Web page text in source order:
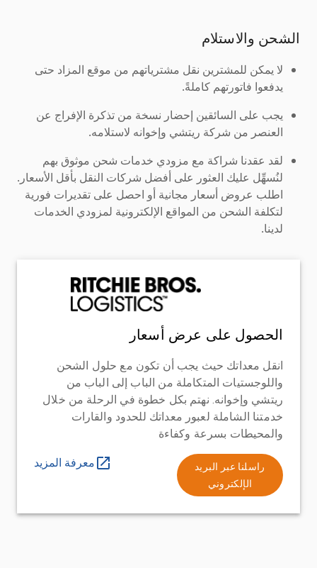
الشحن والاستلام
لا يمكن للمشترين نقل مشترياتهم من موقع المزاد حتى
يدفعوا فاتورتهم كاملةً.
يجب على السائقين إحضار نسخة من تذكرة الإفراج عن
العنصر من شركة ريتشي وإخوانه لاستلامه.
لقد عقدنا شراكة مع مزودي خدمات شحن موثوق بهم
لنُسهِّل عليك العثور على أفضل شركات النقل بأقل الأسعار.
اطلب عروض أسعار مجانية أو احصل على تقديرات فورية
لتكلفة الشحن من المواقع الإلكترونية لمزودي الخدمات
لدينا.
الحصول على عرض أسعار
انقل معداتك حيث يجب أن تكون مع حلول الشحن
واللوجستيات المتكاملة من الباب إلى الباب من
ريتشي وإخوانه. نهتم بكل خطوة في الرحلة من خلال
خدمتنا الشاملة لعبور معداتك للحدود والقارات
والمحيطات بسرعة وكفاءة
راسلنا عبر البريد
الإلكتروني
معرفة المزيد